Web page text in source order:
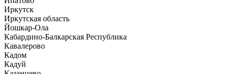
Иркутск
Иркутская область
Йошкар-Ола
Кабардино-Балкарская Республика
Кавалерово
Кадом
Кадуй